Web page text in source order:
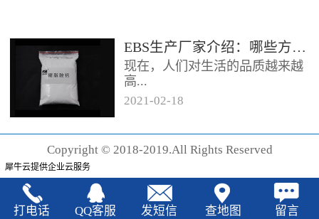
分为...
EBS生产厂家‍介绍：哪些方法可以验证EBS的润滑效果
现在，人们对生活的品质越来越
高...
声也越来越强烈，很多厂家在利
2021-02-18
Copyright © 2018-2019.All Rights Reserved
犀牛云提供企业云服务
打电话 QQ客服 发短信 查地图 留言